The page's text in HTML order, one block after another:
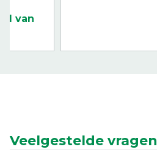
van
Veelgestelde vragen